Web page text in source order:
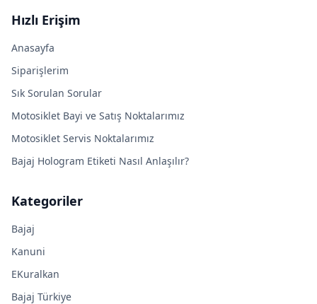
Hızlı Erişim
Anasayfa
Siparişlerim
Sık Sorulan Sorular
Motosiklet Bayi ve Satış Noktalarımız
Motosiklet Servis Noktalarımız
Bajaj Hologram Etiketi Nasıl Anlaşılır?
Kategoriler
Bajaj
Kanuni
EKuralkan
Bajaj Türkiye